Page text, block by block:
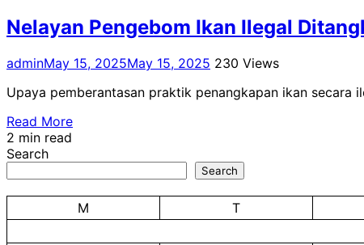
Nelayan Pengebom Ikan Ilegal
adminMay 15, 2025May 15, 2025 230 Views
Upaya pemberantasan praktik penangkapan ikan
Read More
2 min read
Search
Search
M
T